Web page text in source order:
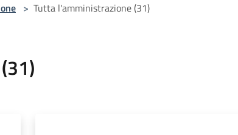
> Tutta l'amministrazione (31)